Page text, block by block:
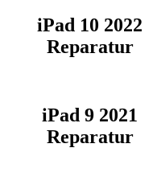
iPad 10 2022
Reparatur
iPad 9 2021
Reparatur